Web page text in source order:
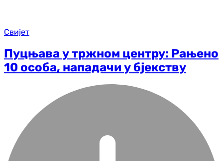
Свијет
Пуцњава у тржном центру: Рањено
10 особа, нападачи у бјекству